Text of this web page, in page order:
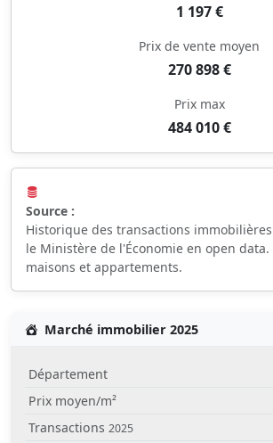
1 197 €
Prix de vente moyen
270 898 €
Prix max
484 010 €
Source :
Historique des transactions
le Ministère de l'Économie en open data.
maisons et appartements.
Marché immobilier 2025
Département
Prix moyen/m²
Transactions 2025